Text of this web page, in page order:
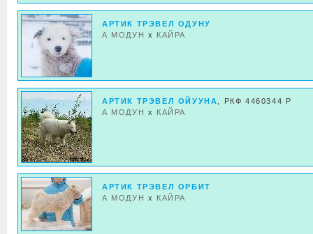
АРТИК ТРЭВЕЛ ОДУНУ
А МОДУН x КАЙРА
АРТИК ТРЭВЕЛ ОЙУУНА
, РКФ 4460344 Р
А МОДУН x КАЙРА
АРТИК ТРЭВЕЛ ОРБИТ
А МОДУН x КАЙРА